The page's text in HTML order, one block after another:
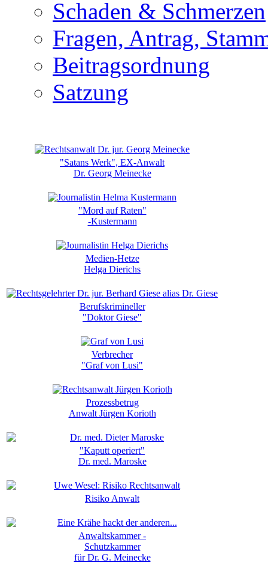
Schaden & Schmerzen
Fragen, Antrag,
Beitragsordnung
Satzung
"Satans Werk", EX-Anwalt
Dr. Georg Meinecke
"Mord auf Raten"
-Kustermann
Medien-Hetze
Helga Dierichs
Berufskrimineller
"Doktor Giese"
Verbrecher
"Graf von Lusi"
Prozessbetrug
Anwalt Jürgen Korioth
"Kaputt operiert"
Dr. med. Maroske
Risiko Anwalt
Anwaltskammer -
Schutzkammer
für Dr. G. Meinecke